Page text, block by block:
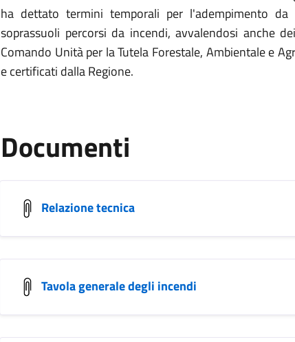
ha dettato termini temporali per l'adempimento
soprassuoli percorsi da incendi, avvalendosi anche
Comando Unità per la Tutela Forestale, Ambientale e
e certificati dalla Regione.
Documenti
Relazione tecnica
Tavola generale degli incendi